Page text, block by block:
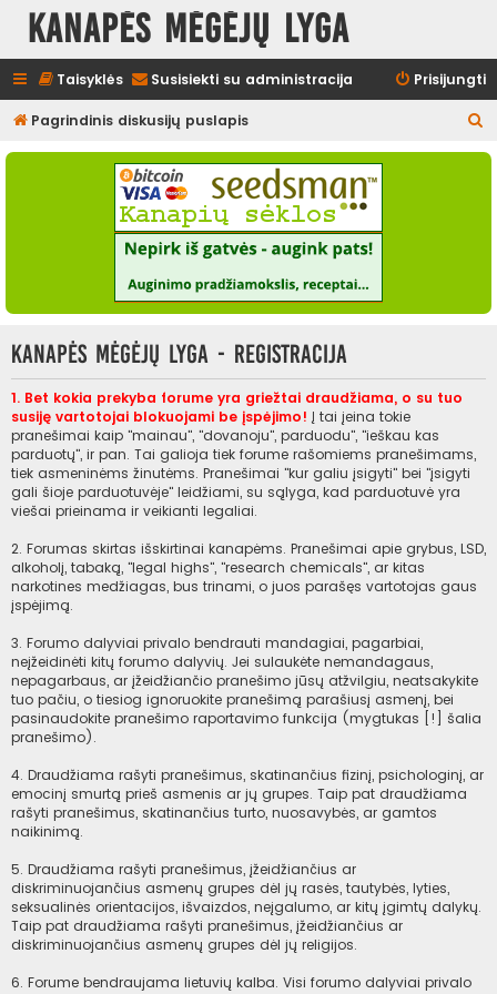
Kanapės mėgėjų lyga
Taisyklės Susisiekti su administracija Prisijungti
Pagrindinis diskusijų puslapis
e
Kanapės mėgėjų lyga - Registracija
1. Bet kokia prekyba forume yra griežtai draudžiama, o su tuo
susiję vartotojai blokuojami be įspėjimo! Į tai įeina tokie
pranešimai kaip "mainau", "dovanoju", parduodu", "ieškau kas
parduotų", ir pan. Tai galioja tiek forume rašomiems pranešimams,
tiek asmeninėms žinutėms. Pranešimai "kur galiu įsigyti" bei "įsigyti
gali šioje parduotuvėje" leidžiami, su sąlyga, kad parduotuvė yra
viešai prieinama ir veikianti legaliai.
2. Forumas skirtas išskirtinai kanapėms. Pranešimai apie grybus, LSD,
alkoholį, tabaką, "legal highs", "research chemicals", ar kitas
narkotines medžiagas, bus trinami, o juos parašęs vartotojas gaus
įspėjimą.
3. Forumo dalyviai privalo bendrauti mandagiai, pagarbiai,
neįžeidinėti kitų forumo dalyvių. Jei sulaukėte nemandagaus,
nepagarbaus, ar įžeidžiančio pranešimo jūsų atžvilgiu, neatsakykite
tuo pačiu, o tiesiog ignoruokite pranešimą parašiusį asmenį, bei
pasinaudokite pranešimo raportavimo funkcija (mygtukas [!] šalia
pranešimo).
4. Draudžiama rašyti pranešimus, skatinančius fizinį, psichologinį, ar
emocinį smurtą prieš asmenis ar jų grupes. Taip pat draudžiama
rašyti pranešimus, skatinančius turto, nuosavybės, ar gamtos
naikinimą.
5. Draudžiama rašyti pranešimus, įžeidžiančius ar
diskriminuojančius asmenų grupes dėl jų rasės, tautybės, lyties,
seksualinės orientacijos, išvaizdos, neįgalumo, ar kitų įgimtų dalykų.
Taip pat draudžiama rašyti pranešimus, įžeidžiančius ar
diskriminuojančius asmenų grupes dėl jų religijos.
6. Forume bendraujama lietuvių kalba. Visi forumo dalyviai privalo